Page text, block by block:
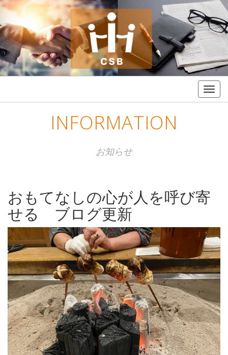
INFORMATION
お知らせ
おもてなしの心が人を呼び寄
せる ブログ更新